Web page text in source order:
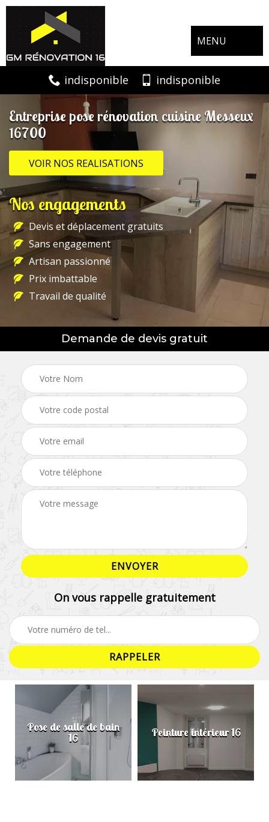
MENU
indisponible indisponible
Entreprise pose rénovation cuisine Messeux
16700
VOIR NOS REALISATIONS
Nos engagements
Devis et déplacement gratuits
Sans engagement
Artisan passionné
Prix imbattable
Travail de qualité
Demande de devis gratuit
On vous rappelle gratuitement
Pose de salle de bain
16 Peinture intérieur 16